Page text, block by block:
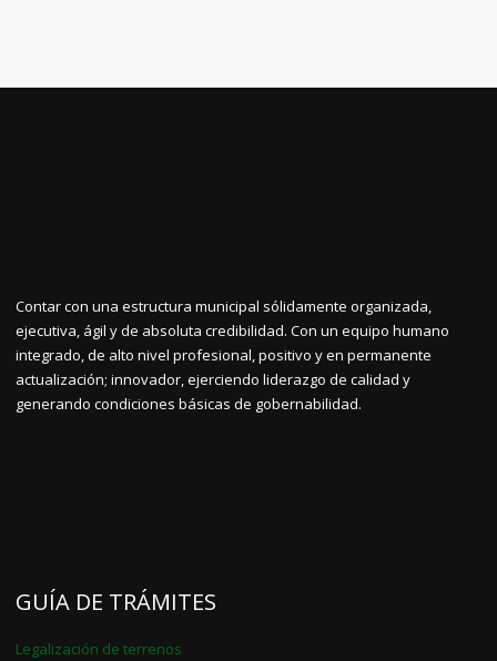
Contar con una estructura municipal sólidamente organizada,
ejecutiva, ágil y de absoluta credibilidad. Con un equipo humano
integrado, de alto nivel profesional, positivo y en permanente
actualización; innovador, ejerciendo liderazgo de calidad y
generando condiciones básicas de gobernabilidad.
GUÍA DE TRÁMITES
Legalización de terrenos